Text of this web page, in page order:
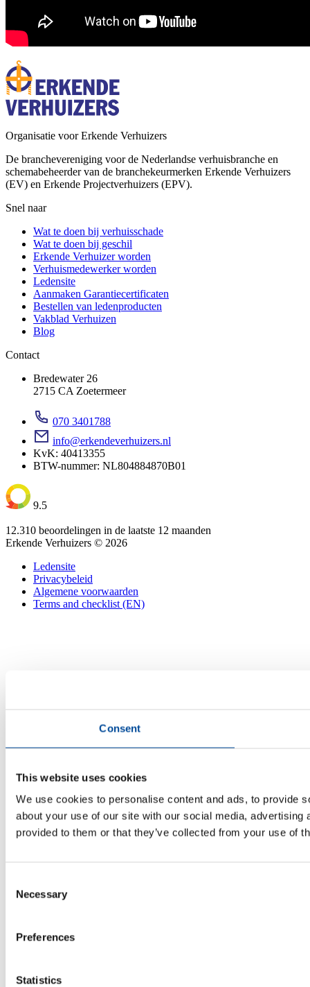
Consent
This website uses cookies
We use cookies to personalise content and ads, to provide
about your use of our site with our social media,
provided to them or that they’ve collected from your use of
Selection
Necessary
Preferences
Statistics
Organisatie voor Erkende Verhuizers
De branchevereniging voor de Nederlandse verhuisbranche en
schemabeheerder van de branchekeurmerken Erkende Verhuizers
(EV) en Erkende Projectverhuizers (EPV).
Snel naar
Wat te doen bij verhuisschade
Wat te doen bij geschil
Erkende Verhuizer worden
Verhuismedewerker worden
Ledensite
Aanmaken Garantiecertificaten
Bestellen van ledenproducten
Vakblad Verhuizen
Blog
Contact
Bredewater 26
2715 CA Zoetermeer
070 3401788
info@erkendeverhuizers.nl
KvK: 40413355
BTW-nummer: NL804884870B01
9.5
12.310 beoordelingen in de laatste 12 maanden
Erkende Verhuizers © 2026
Ledensite
Privacybeleid
Algemene voorwaarden
Terms and checklist (EN)